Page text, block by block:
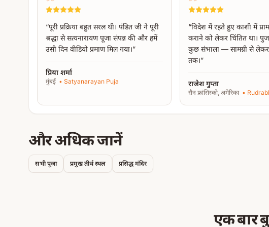
“पूरी प्रक्रिया बहुत सरल थी। पंडित जी ने पूरी
श्रद्धा से सत्यनारायण पूजा संपन्न की और हमें
उसी दिन वीडियो प्रमाण मिल गया।”
प्रिया शर्मा
मुंबई • Satyanarayan Puja
“विदेश में रहते हुए काशी में
कराने को लेकर चिंतित था।
कुछ संभाला — सामग्री से
तक।”
राजेश गुप्ता
सैन फ्रांसिस्को, अमेरिका •
और अधिक जानें
सभी पूजा प्रमुख तीर्थ स्थल प्रसिद्ध मंदिर
एक बार